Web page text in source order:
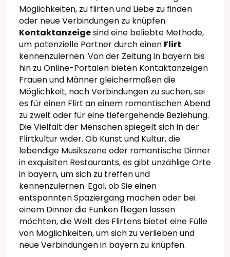
Möglichkeiten, zu flirten und Liebe zu finden
oder neue Verbindungen zu knüpfen.
Kontaktanzeigesind eine beliebte Methode,
um potenzielle Partner durch einen Flirt
kennenzulernen. Von der Zeitung in bayern bis
hin zu Online-Portalen bieten Kontaktanzeigen
Frauen und Männer gleichermaßen die
Möglichkeit, nach Verbindungen zu suchen, sei
es für einen Flirt an einem romantischen Abend
zu zweit oder für eine tiefergehende Beziehung.
Die Vielfalt der Menschen spiegelt sich in der
Flirtkultur wider. Ob Kunst und Kultur, die
lebendige Musikszene oder romantische Dinner
in exquisiten Restaurants, es gibt unzählige Orte
in bayern, um sich zu treffen und
kennenzulernen. Egal, ob Sie einen
entspannten Spaziergang machen oder bei
einem Dinner die Funken fliegen lassen
möchten, die Welt des Flirtens bietet eine Fülle
von Möglichkeiten, um sich zu verlieben und
neue Verbindungen in bayern zu knüpfen.